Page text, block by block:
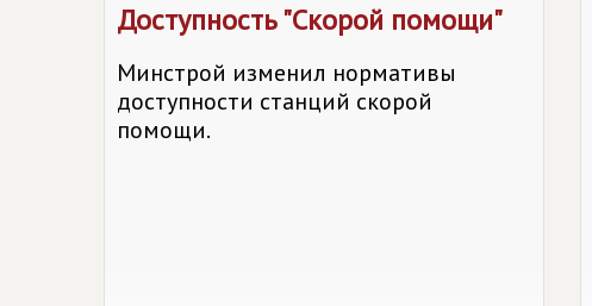
Доступность "Скорой помощи"
Минстрой изменил нормативы
доступности станций скорой
помощи.